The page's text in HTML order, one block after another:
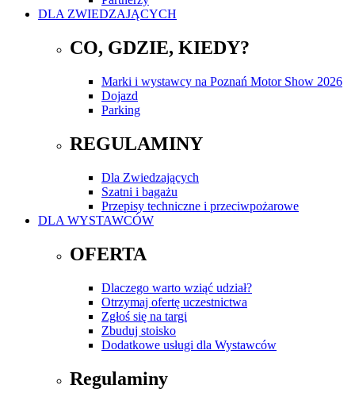
DLA ZWIEDZAJĄCYCH
CO, GDZIE, KIEDY?
Marki i wystawcy na Poznań Motor Show 2026
Dojazd
Parking
REGULAMINY
Dla Zwiedzających
Szatni i bagażu
Przepisy techniczne i przeciwpożarowe
DLA WYSTAWCÓW
OFERTA
Dlaczego warto wziąć udział?
Otrzymaj ofertę uczestnictwa
Zgłoś się na targi
Zbuduj stoisko
Dodatkowe usługi dla Wystawców
Regulaminy